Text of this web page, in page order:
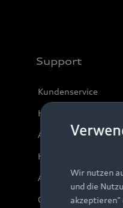
Support
Kundenservice
Händlersuche
Audi Code
Häufige Fragen (FAQ)
Audi Online
Online-
Wir nutzen
und die
akzeptieren"